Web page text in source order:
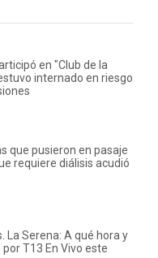
en "Club de la
internado en riesgo
que pusieron en pasaje
requiere diálisis acudió
La Serena: A qué hora y
T13 En Vivo este